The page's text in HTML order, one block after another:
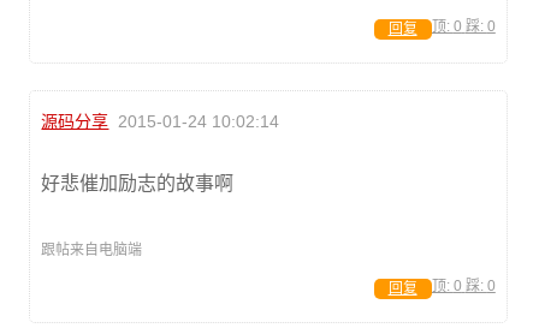
顶: 0 踩: 0
回复
源码分享 2015-01-24 10:02:14
好悲催加励志的故事啊
跟帖来自电脑端
顶: 0 踩: 0
回复